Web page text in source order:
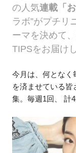
の人気連載「
ラボ”がプチリ
ーマを決めて
TIPSをお届け
今月は、何となく
を済ませている
集。毎週1回、 計4